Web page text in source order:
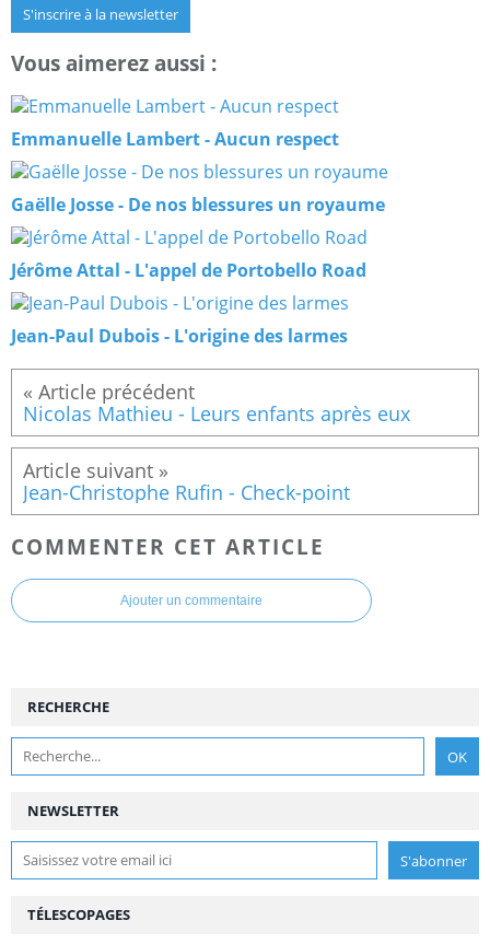
S'inscrire à la newsletter
Vous aimerez aussi :
Emmanuelle Lambert - Aucun respect
Gaëlle Josse - De nos blessures un royaume
Jérôme Attal - L'appel de Portobello Road
Jean-Paul Dubois - L'origine des larmes
Nicolas Mathieu - Leurs enfants après eux
Jean-Christophe Rufin - Check-point
COMMENTER CET ARTICLE
Ajouter un commentaire
NEWSLETTER
RECHERCHE
TÉLESCOPAGES